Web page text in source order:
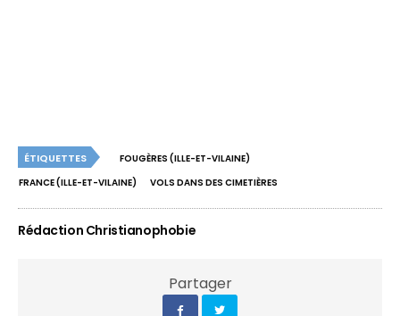
ÉTIQUETTES
FOUGÈRES (ILLE-ET-VILAINE)
FRANCE (ILLE-ET-VILAINE)
VOLS DANS DES CIMETIÈRES
Rédaction Christianophobie
Partager